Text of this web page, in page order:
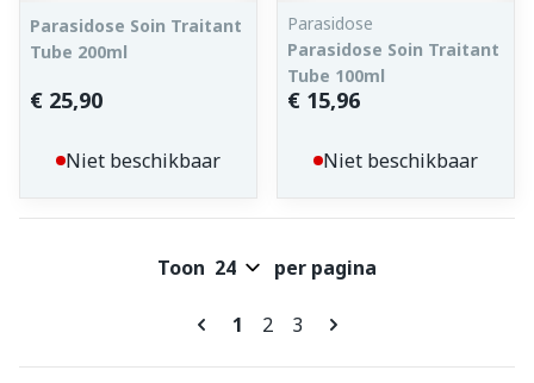
Parasidose Soin Traitant
Tube 200ml
€ 25,90
Niet beschikbaar
Parasidose
Parasidose Soin Traitant
Tube 100ml
€ 15,96
Niet beschikbaar
Pagina's
U lees momenteel pagina
1 Pagina
2 Pagina
3
Toon per pagina